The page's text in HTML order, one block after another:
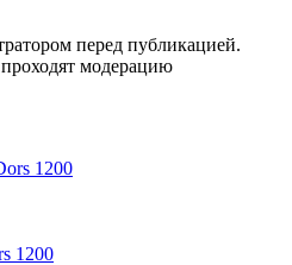
перед публикацией.
модерацию
1200